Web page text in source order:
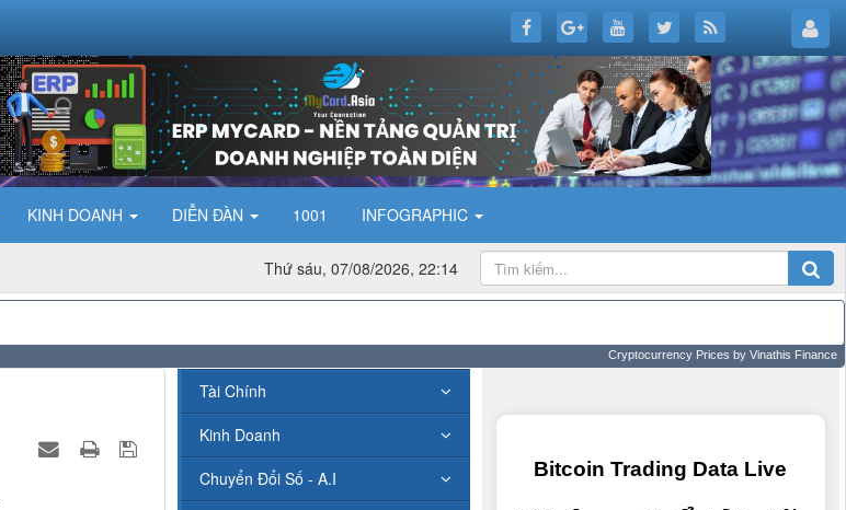
KINH DOANH DIỄN ĐÀN 1001 INFOGRAPHIC
Thứ sáu, 07/08/2026, 22:14
Cryptocurrency Prices by Vinathis Finance
Tài Chính
Kinh Doanh
Chuyển Đổi Số - A.I